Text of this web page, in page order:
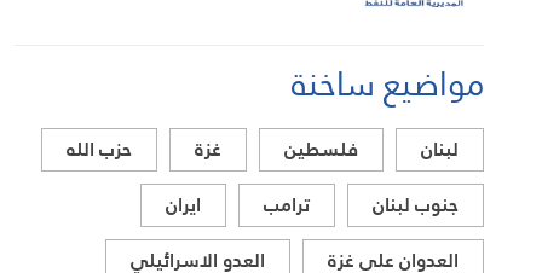
مواضيع ساخنة
لبنان فلسطين غزة
حزب الله
جنوب لبنان
ترامب
ايران
العدوان على غزة
العدو الاسرائيلي